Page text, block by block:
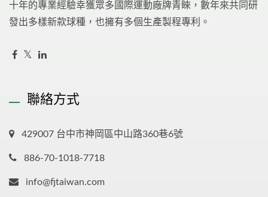
十年的專業經驗幸獲眾多國際運動廠牌青睞，數年來共同研
發出多樣新款球種，也擁有多個生產製程專利。
聯絡方式
429007 台中市神岡區中山路360巷6號
886-70-1018-7718
info@fjtaiwan.com